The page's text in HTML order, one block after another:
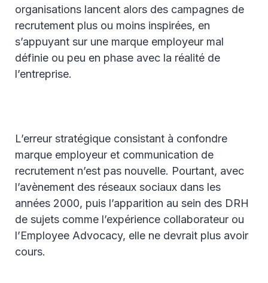
organisations lancent alors des campagnes de
recrutement plus ou moins inspirées, en
s’appuyant sur une marque employeur mal
définie ou peu en phase avec la réalité de
l’entreprise.
L’erreur stratégique consistant à confondre
marque employeur et communication de
recrutement n’est pas nouvelle. Pourtant, avec
l’avènement des réseaux sociaux dans les
années 2000, puis l’apparition au sein des DRH
de sujets comme l’expérience collaborateur ou
l’Employee Advocacy, elle ne devrait plus avoir
cours.